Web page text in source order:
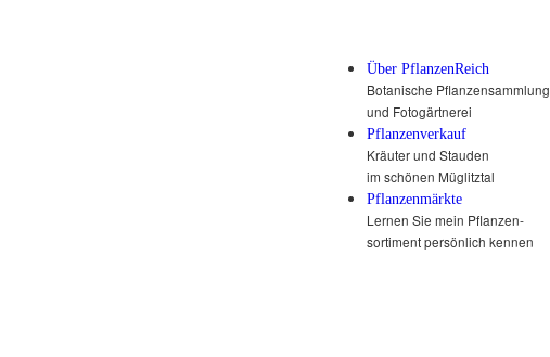
Über PflanzenReich
Botanische Pflanzensammlung
und Fotogärtnerei
Pflanzenverkauf
Kräuter und Stauden
im schönen Müglitztal
Pflanzenmärkte
Lernen Sie mein Pflanzen-
sortiment persönlich kennen